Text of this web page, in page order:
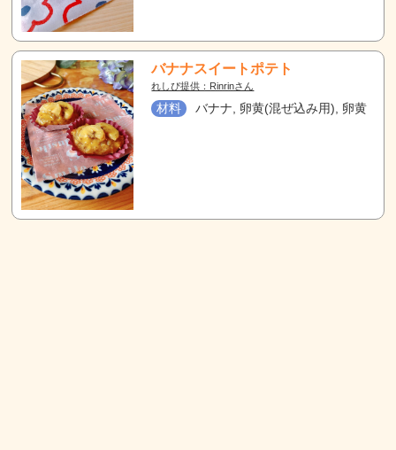
バナナスイートポテト
れしぴ提供：Rinrinさん
材料 バナナ, 卵黄(混ぜ込み用), 卵黄